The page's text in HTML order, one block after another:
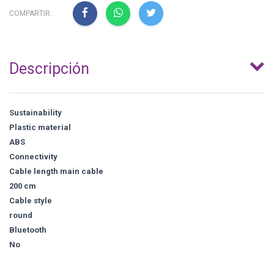
COMPARTIR:
Descripción
Sustainability
Plastic material
ABS
Connectivity
Cable length main cable
200 cm
Cable style
round
Bluetooth
No